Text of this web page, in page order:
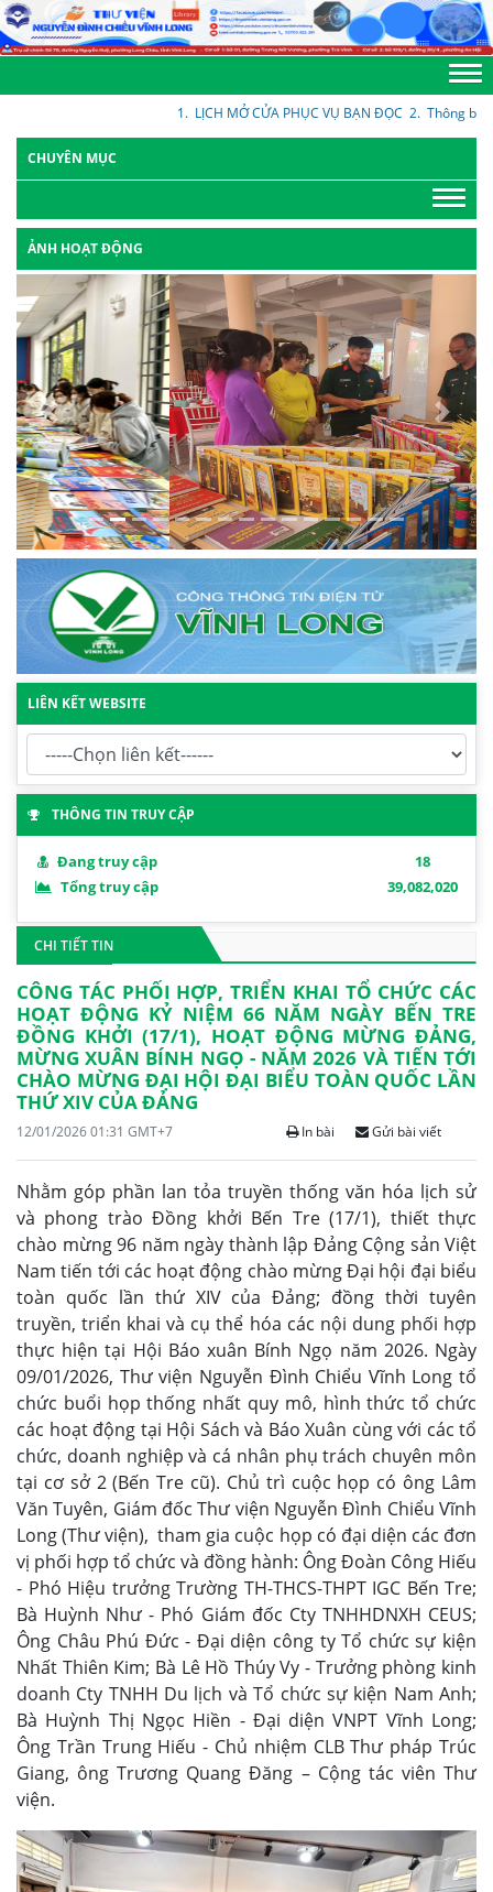
LỊCH MỞ CỬA PHỤC VỤ BẠN ĐỌC 2.Thông báo về
CHUYÊN MỤC
ẢNH HOẠT ĐỘNG
LIÊN KẾT WEBSITE
THÔNG TIN TRUY CẬP
Đang truy cập
Tổng truy cập
18
39,082,020
CHI TIẾT TIN
CÔNG TÁC PHỐI HỢP, TRIỂN KHAI TỔ CHỨC CÁC
HOẠT ĐỘNG KỶ NIỆM 66 NĂM NGÀY BẾN TRE
ĐỒNG KHỞI (17/1), HOẠT ĐỘNG MỪNG ĐẢNG,
MỪNG XUÂN BÍNH NGỌ - NĂM 2026 VÀ TIẾN TỚI
CHÀO MỪNG ĐẠI HỘI ĐẠI BIỂU TOÀN QUỐC LẦN
THỨ XIV CỦA ĐẢNG
12/01/2026 01:31 GMT+7 In bài Gửi bài viết
Nhằm góp phần lan tỏa truyền thống văn hóa lịch sử
và phong trào Đồng khởi Bến Tre (17/1), thiết thực
chào mừng 96 năm ngày thành lập Đảng Cộng sản Việt
Nam tiến tới các hoạt động chào mừng Đại hội đại biểu
toàn quốc lần thứ XIV của Đảng; đồng thời tuyên
truyền, triển khai và cụ thể hóa các nội dung phối hợp
thực hiện tại Hội Báo xuân Bính Ngọ năm 2026. Ngày
09/01/2026, Thư viện Nguyễn Đình Chiểu Vĩnh Long tổ
chức buổi họp thống nhất quy mô, hình thức tổ chức
các hoạt động tại Hội Sách và Báo Xuân cùng với các tổ
chức, doanh nghiệp và cá nhân phụ trách chuyên môn
tại cơ sở 2 (Bến Tre cũ). Chủ trì cuộc họp có ông Lâm
Văn Tuyên, Giám đốc Thư viện Nguyễn Đình Chiểu Vĩnh
Long (Thư viện), tham gia cuộc họp có đại diện các đơn
vị phối hợp tổ chức và đồng hành: Ông Đoàn Công Hiếu
- Phó Hiệu trưởng Trường TH-THCS-THPT IGC Bến Tre;
Bà Huỳnh Như - Phó Giám đốc Cty TNHHDNXH CEUS;
Ông Châu Phú Đức - Đại diện công ty Tổ chức sự kiện
Nhất Thiên Kim; Bà Lê Hồ Thúy Vy - Trưởng phòng kinh
doanh Cty TNHH Du lịch và Tổ chức sự kiện Nam Anh;
Bà Huỳnh Thị Ngọc Hiền - Đại diện VNPT Vĩnh Long;
Ông Trần Trung Hiếu - Chủ nhiệm CLB Thư pháp Trúc
Giang, ông Trương Quang Đăng – Cộng tác viên Thư
viện.